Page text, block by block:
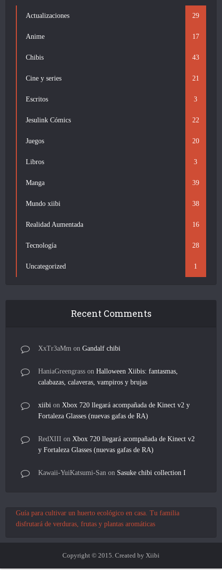
Actualizaciones 29
Anime 17
Chibis 43
Cine y series 21
Escritos 3
Jesulink Cómics 22
Juegos 20
Libros 3
Manga 39
Mundo xiibi 38
Realidad Aumentada 16
Tecnología 28
Uncategorized 1
Recent Comments
XxTr3aMm onGandalf chibi
HaniaGreengrass onHalloween Xiibis: fantasmas,
calabazas, calaveras, vampiros y brujas
xiibi onXbox 720 llegará acompañada de Kinect v2 y
Fortaleza Glasses (nuevas gafas de RA)
RedXIII onXbox 720 llegará acompañada de Kinect v2
y Fortaleza Glasses (nuevas gafas de RA)
Kawaii-YuiKatsumi-San on Sasuke chibi collection I
Guía para cultivar un huerto ecológico en casa. Tu familia
disfrutará de verduras, frutas y plantas aromáticas
Copyright © 2015. Created by Xiibi